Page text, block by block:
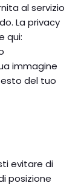
al servizio
La privacy
qui:
immagine
del tuo
evitare di
posizione